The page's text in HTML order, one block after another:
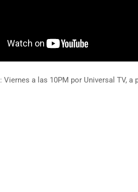
: Viernes a las 10PM por Universal TV, a